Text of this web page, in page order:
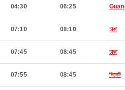
04:30 06:25
07:10 08:10 ঢাকা
07:45 08:45 ঢাকা
07:55 08:45 সিলেট